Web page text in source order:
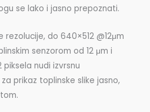
se lako i jasno prepoznati.
rezolucije, do 640×512 @12μm
senzorom od 12 μm i
nudi izvrsnu
prikaz toplinske slike jasno,